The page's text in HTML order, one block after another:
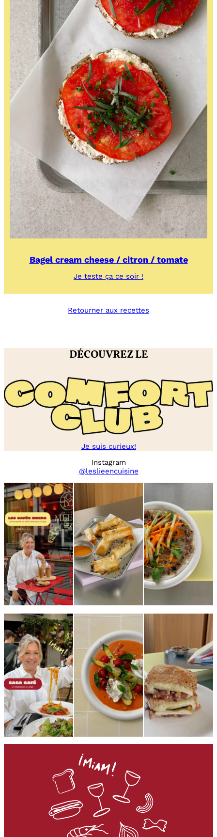
Bagel cream cheese / citron / tomate
Je teste ça ce soir !
cream
/
Retourner aux recettes
DÉCOUVREZ LE
Je suis curieux!
Instagram
@leslieencuisine